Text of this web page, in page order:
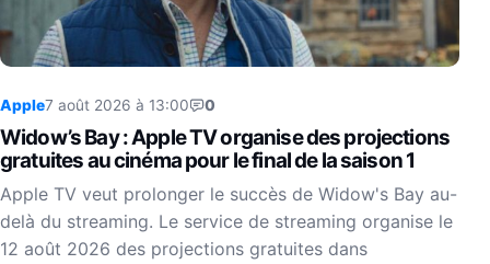
Apple7 août 2026 à 13:00 0
Widow’s Bay : Apple TV organise des projections
gratuites au cinéma pour le final de la saison 1
Apple TV veut prolonger le succès de Widow's Bay au-
delà du streaming. Le service de streaming organise le
12 août 2026 des projections gratuites dans